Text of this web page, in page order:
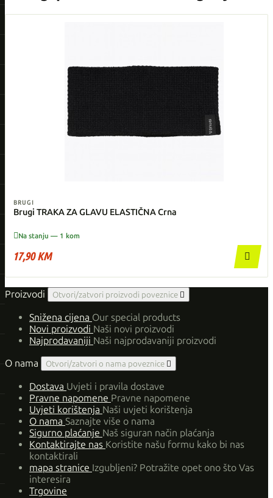
BRUGI
Brugi TRAKA ZA GLAVU ELASTIČNA Crna
Na stanju — 1 kom
17,90 KM 
Proizvodi Otvori/zatvori proizvodi poveznice 
Snižena cijena Our special products
Novi proizvodi Naši novi proizvodi
Najprodavaniji Naši najprodavaniji proizvodi
O nama
Otvori/zatvori o nama poveznice 
Dostava Uvjeti i pravila dostave
Pravne napomene Pravne napomene
Uvjeti korištenja Naši uvjeti korištenja
O nama Saznajte više o nama
Sigurno plaćanje Naš siguran način plaćanja
Kontaktirajte nas Koristite našu formu kako bi nas
kontaktirali
mapa stranice Izgubljeni? Potražite opet ono što Vas
interesira
Trgovine